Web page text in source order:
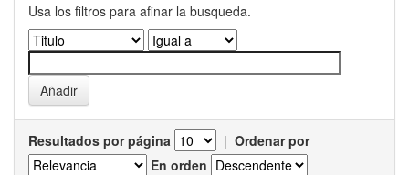
Usa los filtros para afinar la busqueda.
Resultados por página | Ordenar por
En orden